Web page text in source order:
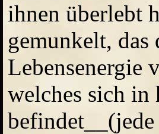
ihnen überlebt
gemunkelt, das
Lebensenergie
welches sich in